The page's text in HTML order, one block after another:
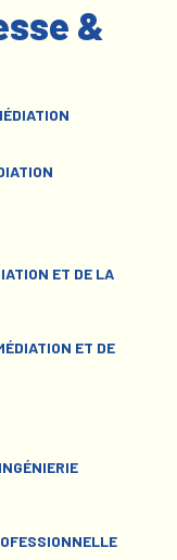
&
ET DE LA
ET DE